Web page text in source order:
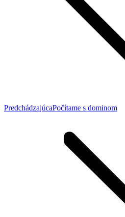
PredchádzajúcaPrevious
Počítame s dominom